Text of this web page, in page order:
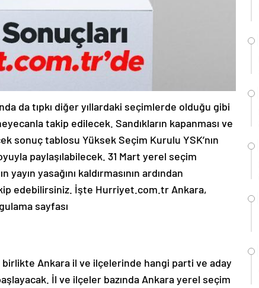
da tıpkı diğer yıllardaki seçimlerde olduğu gibi
takip edilecek. Sandıkların kapanması ve
sonuç tablosu Yüksek Seçim Kurulu YSK’nın
paylaşılabilecek. 31 Mart yerel seçim
yasağını kaldırmasının ardından
edebilirsiniz. İşte Hurriyet.com.tr Ankara,
sayfası
birlikte Ankara il ve ilçelerinde hangi parti ve aday
İl ve ilçeler bazında Ankara yerel seçim